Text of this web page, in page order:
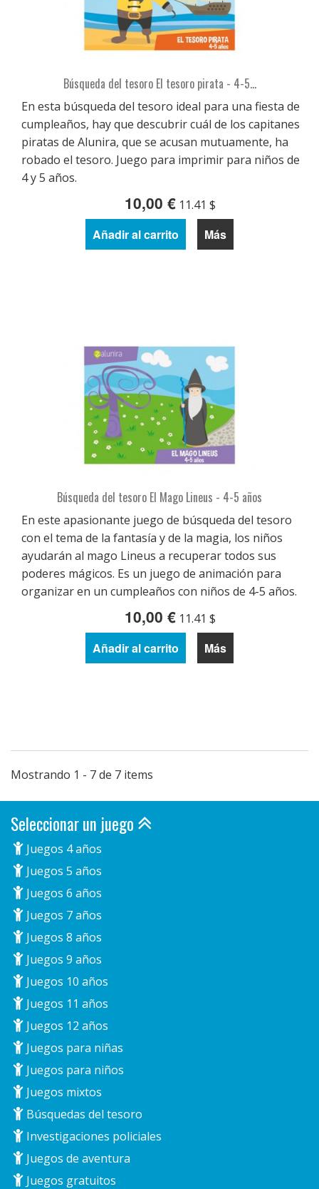
Búsqueda del tesoro El tesoro pirata - 4-5...
En esta búsqueda del tesoro ideal para una fiesta de
cumpleaños, hay que descubrir cuál de los capitanes
piratas de Alunira, que se acusan mutuamente, ha
robado el tesoro. Juego para imprimir para niños de
4 y 5 años.
10,00 € 11.41 $
Añadir al carrito Más
Búsqueda del tesoro El Mago Lineus - 4-5 años
En este apasionante juego de búsqueda del tesoro
con el tema de la fantasía y de la magia, los niños
ayudarán al mago Lineus a recuperar todos sus
poderes mágicos. Es un juego de animación para
organizar en un cumpleaños con niños de 4-5 años.
10,00 € 11.41 $
Añadir al carrito Más
Mostrando 1 - 7 de 7 items
Seleccionar un juego
Juegos 4 años
Juegos 5 años
Juegos 6 años
Juegos 7 años
Juegos 8 años
Juegos 9 años
Juegos 10 años
Juegos 11 años
Juegos 12 años
Juegos para niñas
Juegos para niños
Juegos mixtos
Búsquedas del tesoro
Investigaciones policiales
Juegos de aventura
Juegos gratuitos